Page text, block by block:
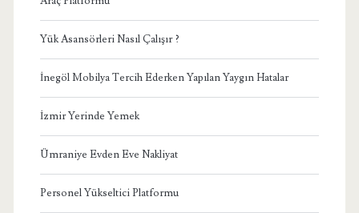
Yük Asansörleri Nasıl Çalışır ?
İnegöl Mobilya Tercih Ederken Yapılan Yaygın Hatalar
İzmir Yerinde Yemek
Ümraniye Evden Eve Nakliyat
Personel Yükseltici Platformu